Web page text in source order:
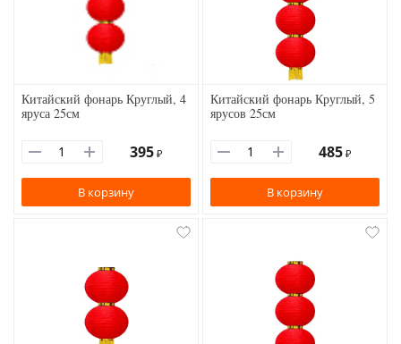
Китайский фонарь Круглый, 4
яруса 25см
395 ₽
В корзину
Китайский фонарь Круглый, 5
ярусов 25см
485 ₽
В корзину